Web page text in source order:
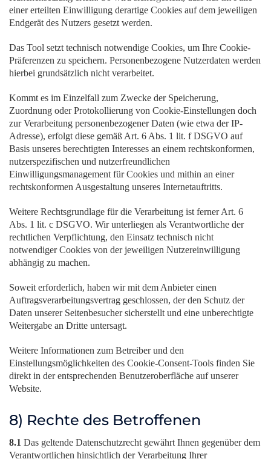
einer erteilten Einwilligung derartige Cookies auf dem jeweiligen
Endgerät des Nutzers gesetzt werden.
Das Tool setzt technisch notwendige Cookies, um Ihre Cookie-
Präferenzen zu speichern. Personenbezogene Nutzerdaten werden
hierbei grundsätzlich nicht verarbeitet.
Kommt es im Einzelfall zum Zwecke der Speicherung,
Zuordnung oder Protokollierung von Cookie-Einstellungen doch
zur Verarbeitung personenbezogener Daten (wie etwa der IP-
Adresse), erfolgt diese gemäß Art. 6 Abs. 1 lit. f DSGVO auf
Basis unseres berechtigten Interesses an einem rechtskonformen,
nutzerspezifischen und nutzerfreundlichen
Einwilligungsmanagement für Cookies und mithin an einer
rechtskonformen Ausgestaltung unseres Internetauftritts.
Weitere Rechtsgrundlage für die Verarbeitung ist ferner Art. 6
Abs. 1 lit. c DSGVO. Wir unterliegen als Verantwortliche der
rechtlichen Verpflichtung, den Einsatz technisch nicht
notwendiger Cookies von der jeweiligen Nutzereinwilligung
abhängig zu machen.
Soweit erforderlich, haben wir mit dem Anbieter einen
Auftragsverarbeitungsvertrag geschlossen, der den Schutz der
Daten unserer Seitenbesucher sicherstellt und eine unberechtigte
Weitergabe an Dritte untersagt.
Weitere Informationen zum Betreiber und den
Einstellungsmöglichkeiten des Cookie-Consent-Tools finden Sie
direkt in der entsprechenden Benutzeroberfläche auf unserer
Website.
8) Rechte des Betroffenen
8.1 Das geltende Datenschutzrecht gewährt Ihnen gegenüber dem
Verantwortlichen hinsichtlich der Verarbeitung Ihrer